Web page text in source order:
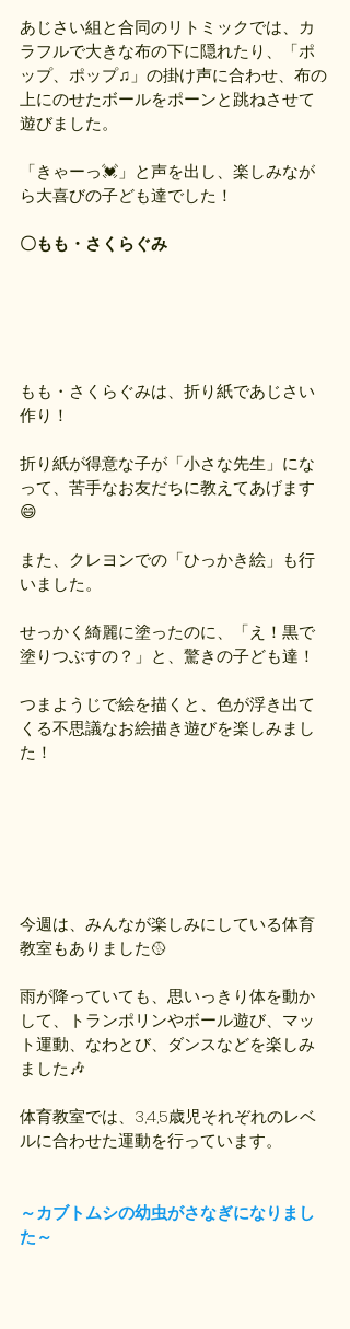
あじさい組と合同のリトミックでは、カ
ラフルで大きな布の下に隠れたり、「ポ
ップ、ポップ♫」の掛け声に合わせ、布の
上にのせたボールをポーンと跳ねさせて
遊びました。
「きゃーっ💓」と声を出し、楽しみなが
ら大喜びの子ども達でした！
〇もも・さくらぐみ
もも・さくらぐみは、折り紙であじさい
作り！
折り紙が得意な子が「小さな先生」にな
って、苦手なお友だちに教えてあげます
😄
また、クレヨンでの「ひっかき絵」も行
いました。
せっかく綺麗に塗ったのに、「え！黒で
塗りつぶすの？」と、驚きの子ども達！
つまようじで絵を描くと、色が浮き出て
くる不思議なお絵描き遊びを楽しみまし
た！
今週は、みんなが楽しみにしている体育
教室もありました🥎
雨が降っていても、思いっきり体を動か
して、トランポリンやボール遊び、マッ
ト運動、なわとび、ダンスなどを楽しみ
ました🎶
体育教室では、3,4,5歳児それぞれのレベ
ルに合わせた運動を行っています。
～カブトムシの幼虫がさなぎになりまし
た～